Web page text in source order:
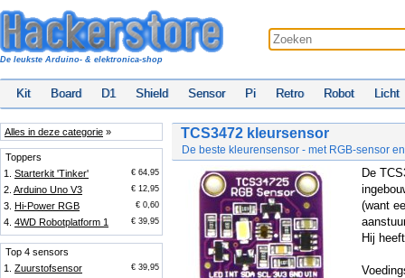
De leukste Arduino- & elektronica-shop
Kit Board D1 Shield Sensor Pi Retro Robot Licht
Alles in deze categorie »
Toppers
1. Starterkit 'Tinker' € 64,95
2. Arduino Uno V3 € 12,95
3. Hi-Power RGB € 0,60
4. 4WD Robotplatform 1 € 39,95
Top 4 sensors
1. Zuurstofsensor € 39,95
TCS3472 kleursensor
De beste kleurensensor - met RGB-sensor
De
(want
Hij